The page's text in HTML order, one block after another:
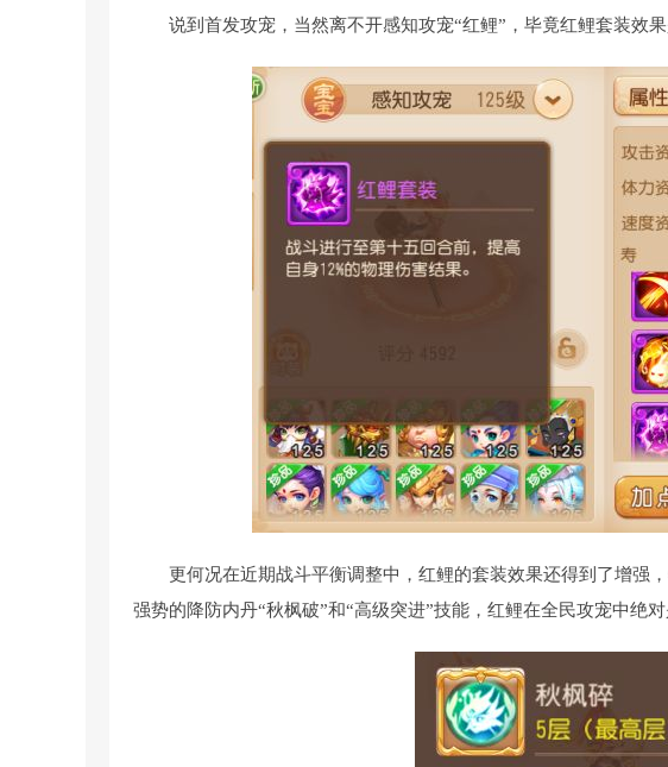
说到首发攻宠，当然离不开感知攻宠“红鲤”，毕竟红鲤套装效果
更何况在近期战斗平衡调整中，红鲤的套装效果还得到了增强
强势的降防内丹“秋枫破”和“高级突进”技能，红鲤在全民攻宠中绝对